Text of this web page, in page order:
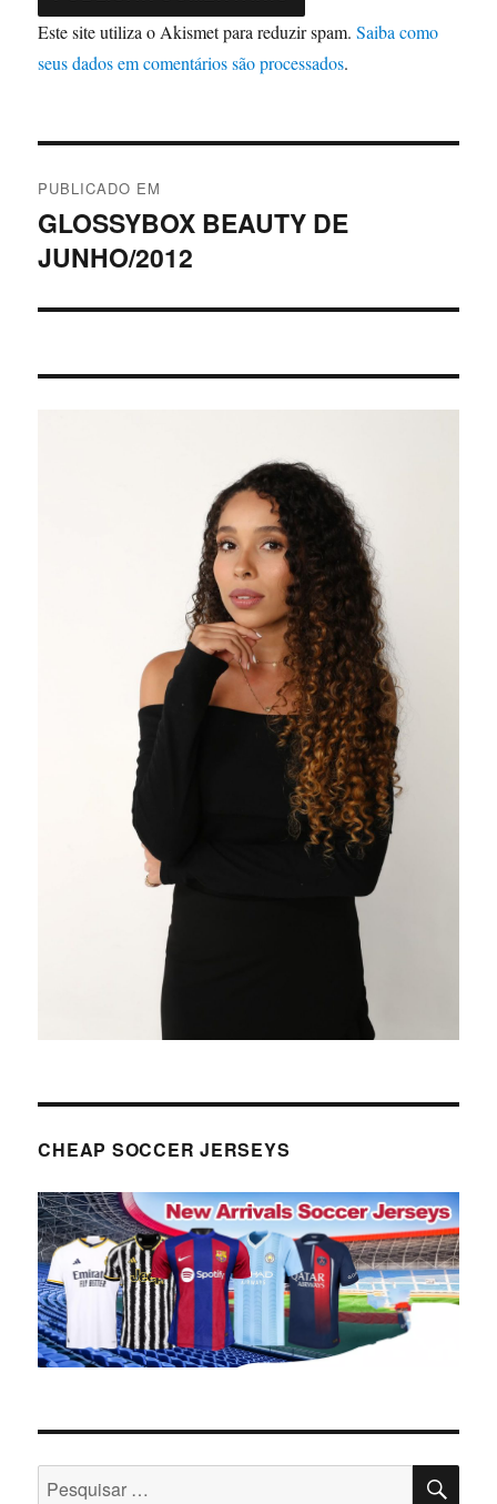
Este site utiliza o Akismet para reduzir spam.Saiba como
seus dados em comentários são processados.
de
Post
PUBLICADO EM
GLOSSYBOX BEAUTY DE
JUNHO/2012
CHEAP SOCCER JERSEYS
Pesquisar